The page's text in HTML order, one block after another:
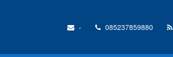
- 085237859880